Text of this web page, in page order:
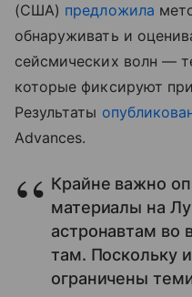
(США) предложила
обнаруживать и
сейсмических волн —
которые фиксируют
Результаты
Advances.
Крайне важно
материалы на
астронавтам во
там. Поскольку
ограничены